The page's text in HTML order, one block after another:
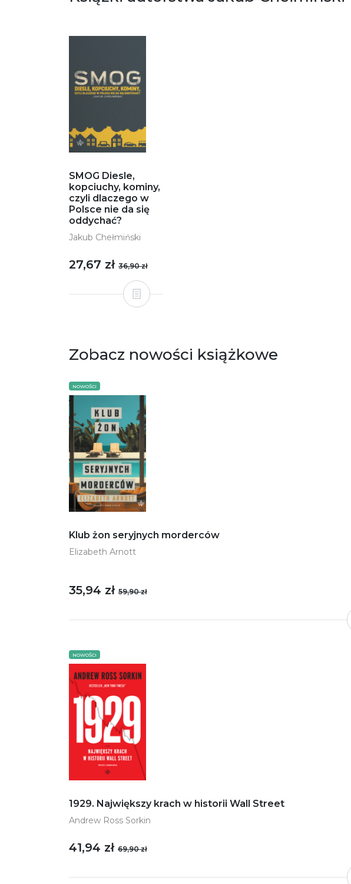
SMOG Diesle,
kopciuchy, kominy,
czyli dlaczego w
Polsce nie da się
oddychać?
Jakub Chełmiński
27,67 zł 36,90 zł
Zobacz nowości książkowe
NOWOŚCI
Klub żon seryjnych morderców
Elizabeth Arnott
35,94 zł 59,90 zł
NOWOŚCI
1929. Największy krach w historii Wall Street
Andrew Ross Sorkin
41,94 zł 69,90 zł